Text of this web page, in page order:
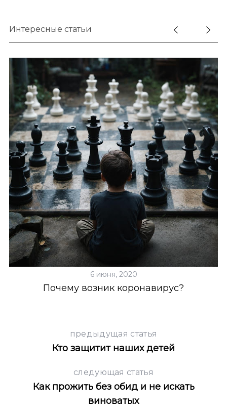
Интересные статьи
6 июня, 2020
Почему возник коронавирус?
предыдущая статья
Кто защитит наших детей
следующая статья
Как прожить без обид и не искать
виноватых
S
e
a
r
c
h
По авторам